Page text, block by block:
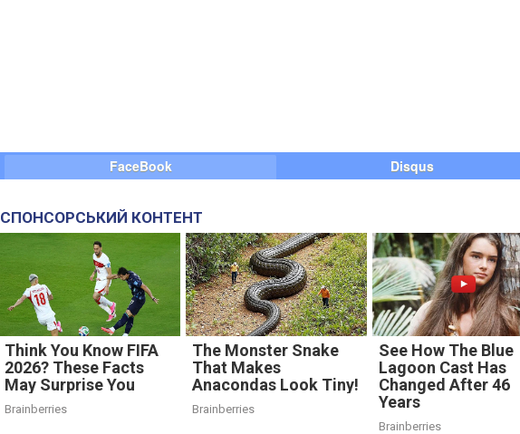
FaceBook Disqus
СПОНСОРСЬКИЙ КОНТЕНТ
Think You Know FIFA
2026? These Facts
May Surprise You
Brainberries
The Monster Snake
That Makes
Anacondas Look Tiny!
Brainberries
See How The Blue
Lagoon Cast Has
Changed After 46
Years
Brainberries